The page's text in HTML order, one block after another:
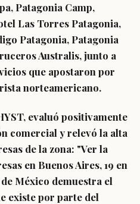
Patagonia Camp,
Las Torres Patagonia,
Patagonia, Patagonia
Australis, junto a
que apostaron por
norteamericano.
evaluó positivamente
comercial y relevó la alta
de la zona: "Ver la
en Buenos Aires, 19 en
México demuestra el
existe por parte del